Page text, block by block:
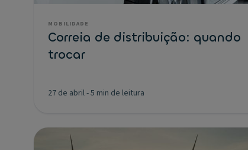
MOBILIDADE
Correia de distribuição: quando
trocar
27 de abril-5 min de leitura